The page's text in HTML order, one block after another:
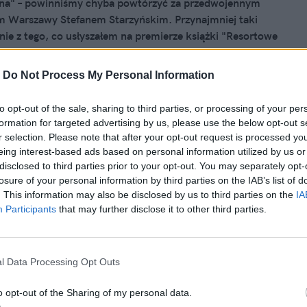
Do Not Process My Personal Information
opt-out of the sale, sharing to third parties, or processing of your
for targeted advertising by us, please use the below opt-out
selection. Please note that after your opt-out request is processed
interest-based ads based on personal information utilized by us
to third parties prior to your opt-out. You may separately
of your personal information by third parties on the IAB’s list of
This information may also be disclosed by us to third parties on the
Participants that may further disclose it to other third parties.
Data Processing Opt Outs
opt-out of the Sharing of my personal data.
– powinniśmy chyba powtórzyć za przedwojennym
Warszawy Stefanem Starzyńskim. Przynajmniej taki
z tego, co usłyszałem na premierze książki "Resortowe
która przypisuje znanym dziennikarzom niejasne
systemem. Na spotkaniu zaznaczano podział na
Jak na "niezależną" publikację przystało, gościem
był Antoni Macierewicz, wiceprezes Prawa i
08:49
czy przemilczeć? Lustrowani
dziennikarze o książce
dzieci. Media"
z "Gazety Polskiej" wzięła na cel życiorysy i rodziny
dziennikarzy”, pisząc na ich temat demaskatorską książkę
inni sugeruję, że na takim poziomie nie da się dyskutować.
14:50